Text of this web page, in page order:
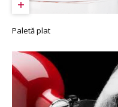
Paletă plat